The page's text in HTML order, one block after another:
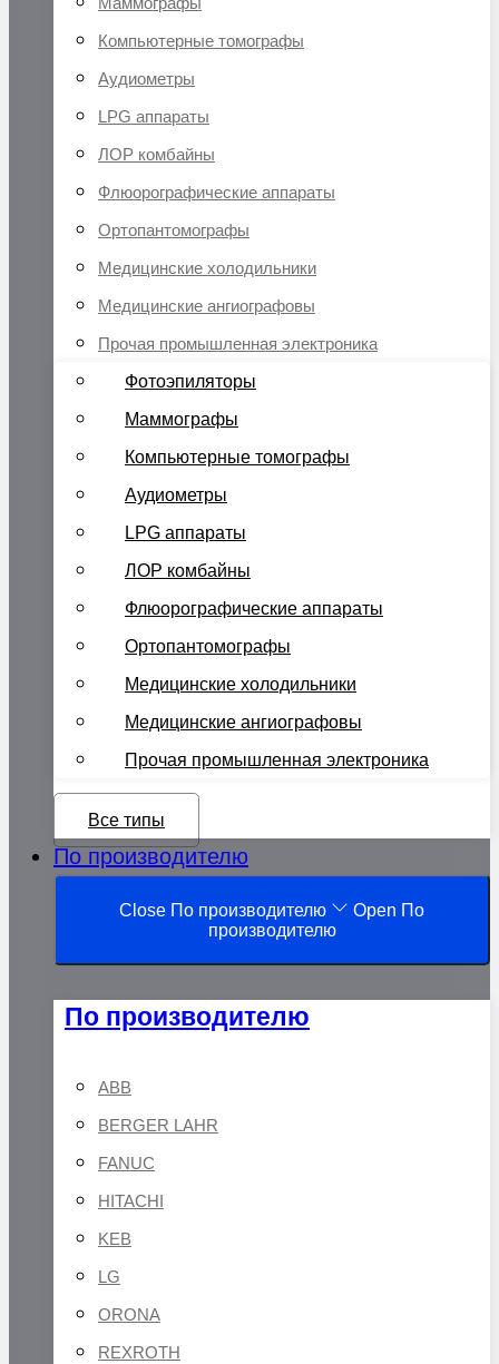
Компьютерные томографы
Аудиометры
LPG аппараты
ЛОР комбайны
Флюорографические аппараты
Ортопантомографы
Медицинские холодильники
Медицинские ангиографовы
Прочая промышленная электроника
Фотоэпиляторы
Маммографы
Компьютерные томографы
Аудиометры
LPG аппараты
ЛОР комбайны
Флюорографические аппараты
Ортопантомографы
Медицинские холодильники
Медицинские ангиографовы
Прочая промышленная электроника
Все типы
По производителю
Close По производителю
Open По
производителю
По производителю
ABB
BERGER LAHR
FANUC
HITACHI
KEB
LG
ORONA
REXROTH